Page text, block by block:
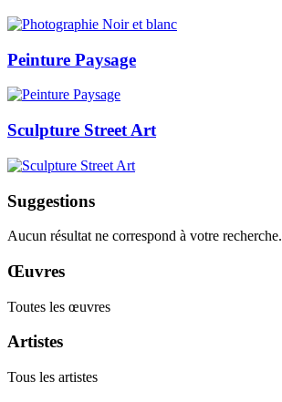
Peinture Paysage
Sculpture Street Art
Suggestions
Aucun résultat ne correspond à votre recherche.
Œuvres
Toutes les œuvres
Artistes
Tous les artistes